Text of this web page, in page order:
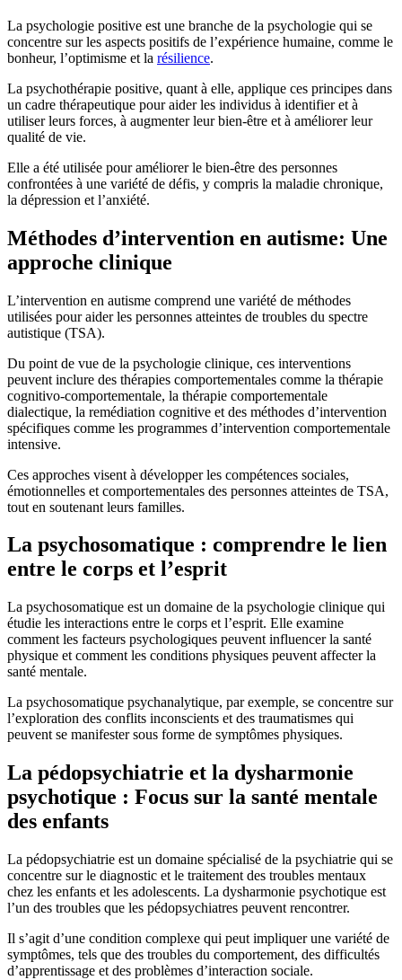
La psychologie positive est une branche de la psychologie qui se
concentre sur les aspects positifs de l’expérience humaine, comme le
bonheur, l’optimisme et la résilience.
La psychothérapie positive, quant à elle, applique ces principes dans
un cadre thérapeutique pour aider les individus à identifier et à
utiliser leurs forces, à augmenter leur bien-être et à améliorer leur
qualité de vie.
Elle a été utilisée pour améliorer le bien-être des personnes
confrontées à une variété de défis, y compris la maladie chronique,
la dépression et l’anxiété.
Méthodes d’intervention en autisme: Une
approche clinique
L’intervention en autisme comprend une variété de méthodes
utilisées pour aider les personnes atteintes de troubles du spectre
autistique (TSA).
Du point de vue de la psychologie clinique, ces interventions
peuvent inclure des thérapies comportementales comme la thérapie
cognitivo-comportementale, la thérapie comportementale
dialectique, la remédiation cognitive et des méthodes d’intervention
spécifiques comme les programmes d’intervention comportementale
intensive.
Ces approches visent à développer les compétences sociales,
émotionnelles et comportementales des personnes atteintes de TSA,
tout en soutenant leurs familles.
La psychosomatique : comprendre le lien
entre le corps et l’esprit
La psychosomatique est un domaine de la psychologie clinique qui
étudie les interactions entre le corps et l’esprit. Elle examine
comment les facteurs psychologiques peuvent influencer la santé
physique et comment les conditions physiques peuvent affecter la
santé mentale.
La psychosomatique psychanalytique, par exemple, se concentre sur
l’exploration des conflits inconscients et des traumatismes qui
peuvent se manifester sous forme de symptômes physiques.
La pédopsychiatrie et la dysharmonie
psychotique : Focus sur la santé mentale
des enfants
La pédopsychiatrie est un domaine spécialisé de la psychiatrie qui se
concentre sur le diagnostic et le traitement des troubles mentaux
chez les enfants et les adolescents. La dysharmonie psychotique est
l’un des troubles que les pédopsychiatres peuvent rencontrer.
Il s’agit d’une condition complexe qui peut impliquer une variété de
symptômes, tels que des troubles du comportement, des difficultés
d’apprentissage et des problèmes d’interaction sociale.